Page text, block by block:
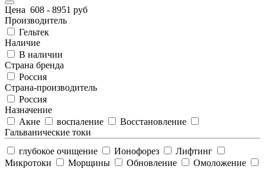
Цена 608 - 8951 руб
Производитель
Гельтек
Наличие
В наличии
Страна бренда
Россия
Страна-производитель
Россия
Назначение
Акне
воспаление
Восстановление
Гальванические токи
глубокое очищение
Ионофорез
Лифтинг
Микротоки
Морщины Обновление
Омоложение